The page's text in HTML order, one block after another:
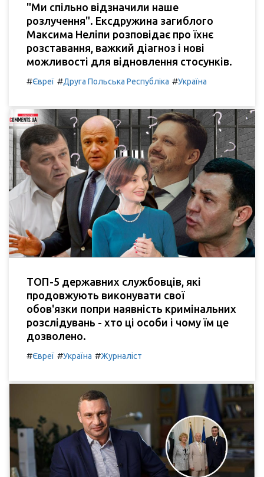
"Ми спільно відзначили наше
розлучення". Ексдружина загиблого
Максима Неліпи розповідає про їхнє
розставання, важкий діагноз і нові
можливості для відновлення стосунків.
#Євреї #Друга Польська Республіка #Україна
ТОП-5 державних службовців, які
продовжують виконувати свої
обов'язки попри наявність кримінальних
розслідувань - хто ці особи і чому їм це
дозволено.
#Євреї #Україна #Журналіст